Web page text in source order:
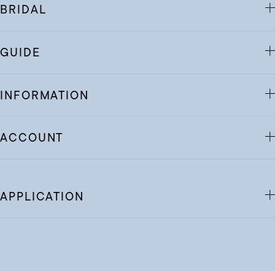
BRIDAL
GUIDE
INFORMATION
ACCOUNT
APPLICATION